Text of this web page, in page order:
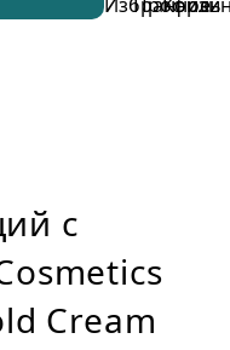
с
Cream